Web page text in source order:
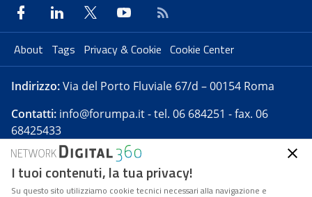
About Tags Privacy & Cookie Cookie Center
Indirizzo:Via del Porto Fluviale 67/d – 00154 Roma
Contatti: info@forumpa.it- tel. 06 684251 - fax. 06
68425433
Forumpa.itè una pubblicazione telematica iscritta
presso Registro della stampa del Tribunale di Roma -
I tuoi contenuti, la tua privacy!
Su questo sito utilizziamo cookie tecnici necessari alla navigazione e